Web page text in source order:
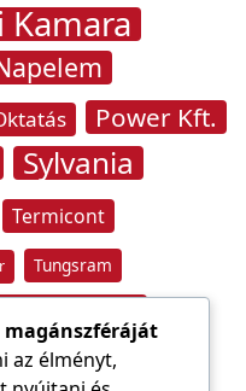
Power Kft.
Sylvania
Termicont
Tungsram
az élményt,